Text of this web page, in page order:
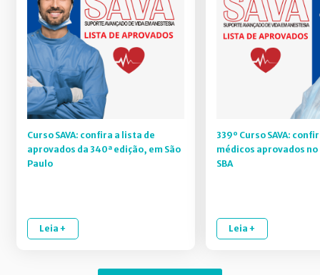
Curso SAVA: confira a lista de
aprovados da 340ª edição, em São
Paulo
Leia +
339º Curso SAVA:
médicos aprovados
SBA
Leia +